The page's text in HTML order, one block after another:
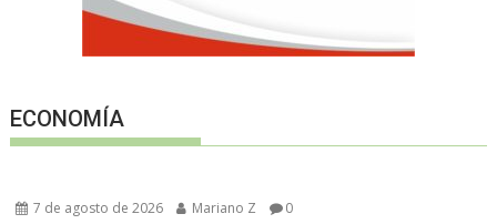
ECONOMÍA
7 de agosto de 2026 Mariano Z 0